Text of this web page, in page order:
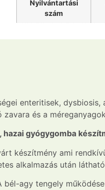
Nyilvántartási
szám
enteritisek,
és a
gyógygomba
készítmény ami
alkalmazás után
bél-agy tengely